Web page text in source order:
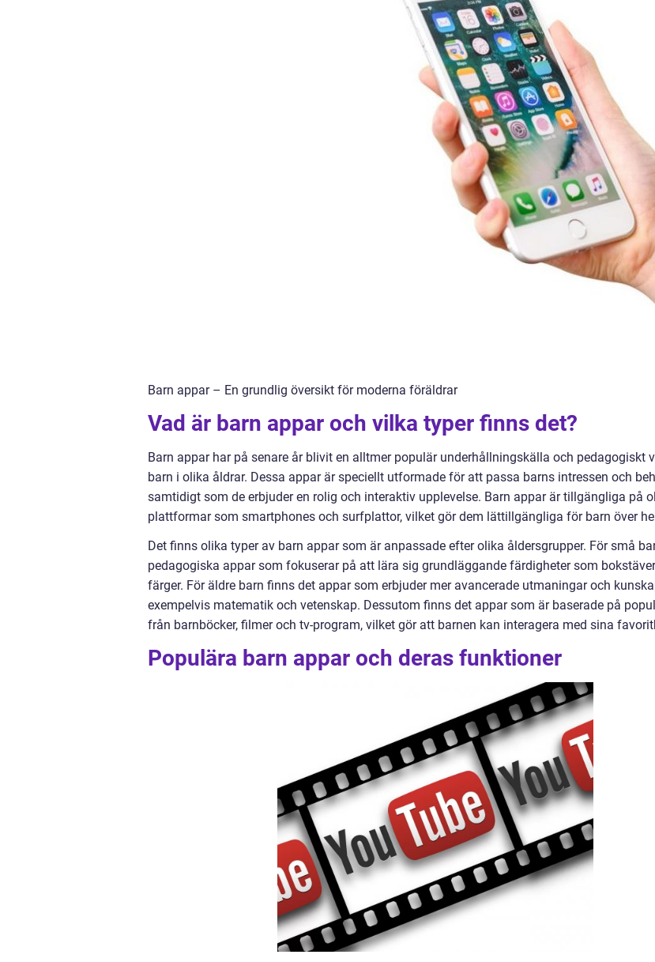
Barn appar – En grundlig översikt för moderna föräldrar
Vad är barn appar och vilka typer finns det?
Barn appar har på senare år blivit en alltmer populär underhållningskälla och pedagogiskt
barn i olika åldrar. Dessa appar är speciellt utformade för att passa barns intressen och
samtidigt som de erbjuder en rolig och interaktiv upplevelse. Barn appar är tillgängliga på
plattformar som smartphones och surfplattor, vilket gör dem lättillgängliga för barn över
Det finns olika typer av barn appar som är anpassade efter olika åldersgrupper. För små
pedagogiska appar som fokuserar på att lära sig grundläggande färdigheter som
färger. För äldre barn finns det appar som erbjuder mer avancerade utmaningar och
exempelvis matematik och vetenskap. Dessutom finns det appar som är baserade på
från barnböcker, filmer och tv-program, vilket gör att barnen kan interagera med sina
Populära barn appar och deras funktioner